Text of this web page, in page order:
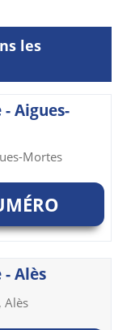
les
Aigues-
Mortes
Alès
Alès